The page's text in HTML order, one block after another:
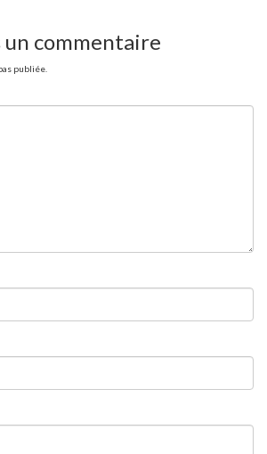
un commentaire
publiée.